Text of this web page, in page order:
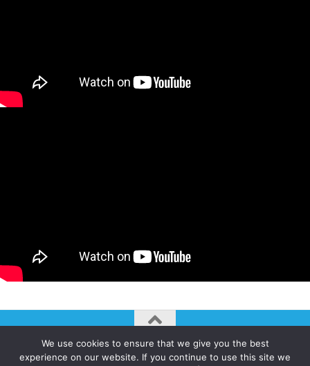
AUTOGIRO/el giro del arte actual © JAVIER MARTINEZ 2026. All
We use cookies to ensure that we give you the best
experience on our website. If you continue to use this site we